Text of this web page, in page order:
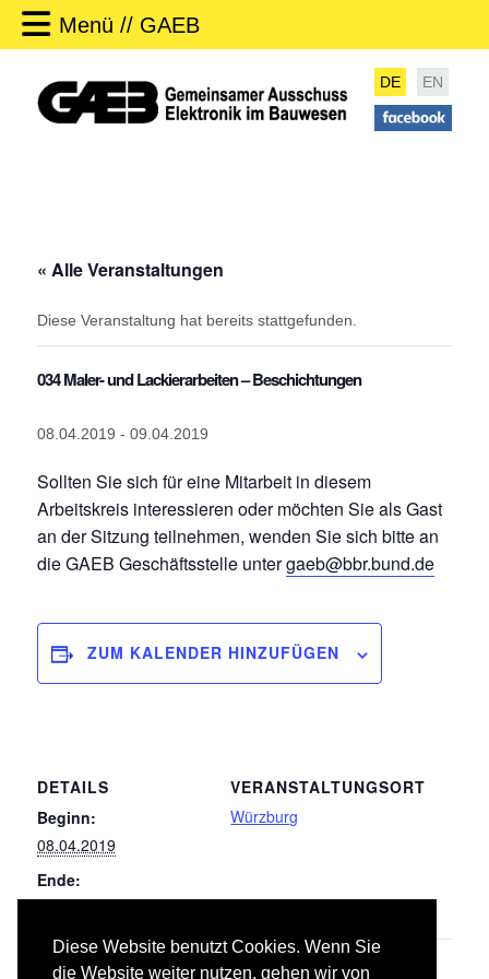
Diese Website benutzt Cookies. Wenn Sie
die Website weiter nutzen, gehen wir von
Menü // GAEB
DE EN
« Alle Veranstaltungen
Diese Veranstaltung hat bereits stattgefunden.
034 Maler- und Lackierarbeiten – Beschichtungen
08.04.2019 - 09.04.2019
Sollten Sie sich für eine Mitarbeit in diesem
Arbeitskreis interessieren oder möchten Sie als Gast
an der Sitzung teilnehmen, wenden Sie sich bitte an
die GAEB Geschäftsstelle untergaeb@bbr.bund.de
ZUM KALENDER HINZUFÜGEN
DETAILS
Beginn:
08.04.2019
Ende:
VERANSTALTUNGSORT
Würzburg
034 Maler- und Lackierarbeiten – 036